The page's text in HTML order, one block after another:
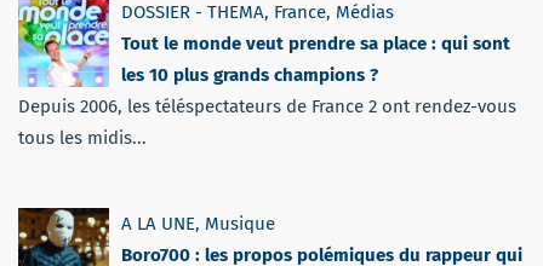
DOSSIER - THEMA, France, Médias
Tout le monde veut prendre sa place : qui sont
les 10 plus grands champions ?
Depuis 2006, les téléspectateurs de France 2 ont rendez-vous
tous les midis...
A LA UNE, Musique
Boro700 : les propos polémiques du rappeur qui